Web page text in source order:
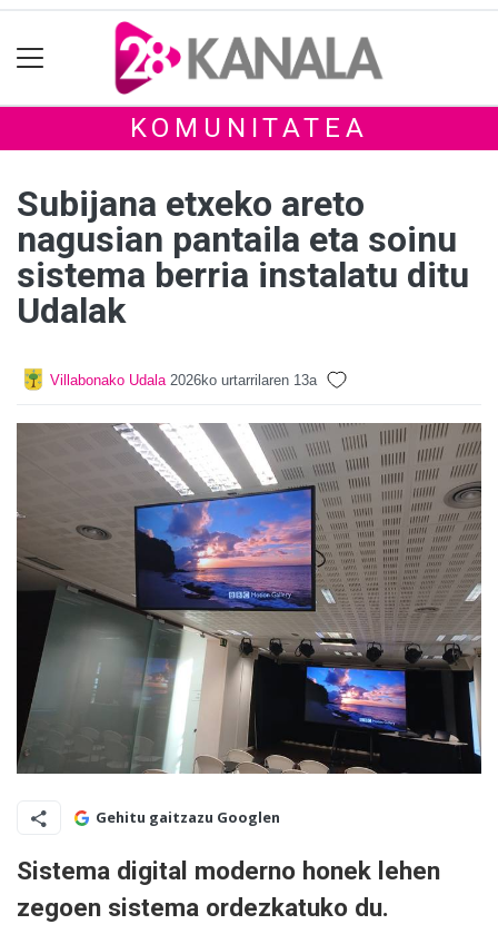
KOMUNITATEA
Subijana etxeko areto
nagusian pantaila eta soinu
sistema berria instalatu ditu
Udalak
Villabonako Udala 2026ko urtarrilaren 13a
Gehitu gaitzazu Googlen
Sistema digital moderno honek lehen
zegoen sistema ordezkatuko du.